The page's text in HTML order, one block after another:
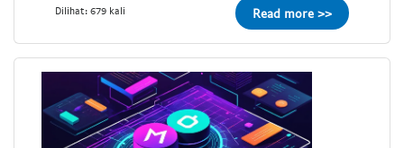
Dilihat: 679 kali Read more >>